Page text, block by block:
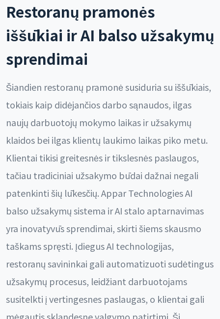
Restoranų pramonės
iššūkiai ir AI balso užsakymų
sprendimai
Šiandien restoranų pramonė susiduria su iššūkiais,
tokiais kaip didėjančios darbo sąnaudos, ilgas
naujų darbuotojų mokymo laikas ir užsakymų
klaidos bei ilgas klientų laukimo laikas piko metu.
Klientai tikisi greitesnės ir tikslesnės paslaugos,
tačiau tradiciniai užsakymo būdai dažnai negali
patenkinti šių lūkesčių. Appar Technologies AI
balso užsakymų sistema ir AI stalo aptarnavimas
yra inovatyvūs sprendimai, skirti šiems skausmo
taškams spręsti. Įdiegus AI technologijas,
restoranų savininkai gali automatizuoti sudėtingus
užsakymų procesus, leidžiant darbuotojams
susitelkti į vertingesnes paslaugas, o klientai gali